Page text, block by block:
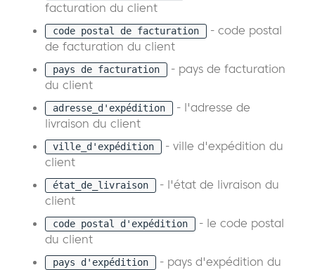
facturation du client
code postal de facturation
- code postal
de facturation du client
pays de facturation
- pays de facturation
du client
adresse_d'expédition
- l'adresse de
livraison du client
ville_d'expédition
- ville d'expédition du
client
état_de_livraison
- l'état de livraison du
client
code postal d'expédition
- le code postal
du client
pays d'expédition
- pays d'expédition du